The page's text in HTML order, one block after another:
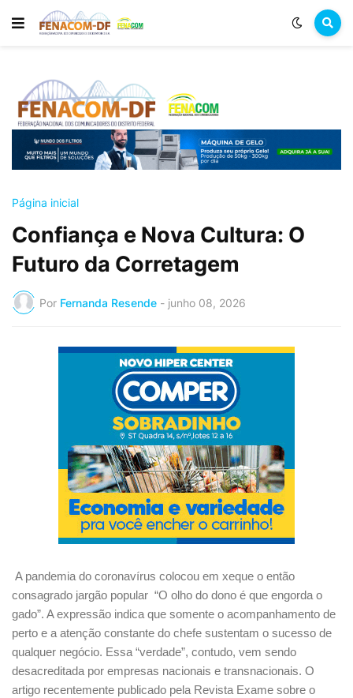
Página inicial
Confiança e Nova Cultura: O
Futuro da Corretagem
Por Fernanda Resende - junho 08, 2026
A pandemia do coronavírus colocou em xeque o então
consagrado jargão popular  “O olho do dono é que engorda o
gado”. A expressão indica que somente o acompanhamento de
perto e a atenção constante do chefe sustentam o sucesso de
qualquer negócio. Essa “verdade”, contudo, vem sendo
desacreditada por empresas nacionais e transnacionais. O
artigo recentemente publicado pela Revista Exame sobre o